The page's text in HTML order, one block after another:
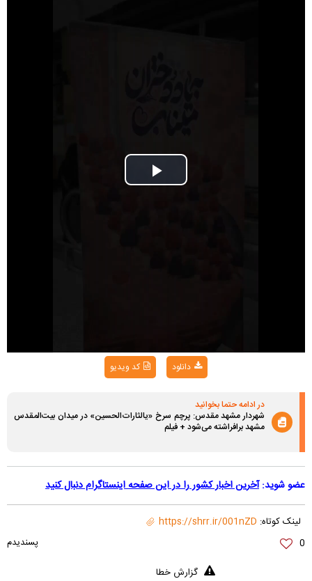
Play
کد ویدیو دانلود
در ادامه حتما بخوانید
شهردار مشهد مقدس: پرچم سرخ «یالثارات‌الحسین» در میدان بیت‌المقدس
مشهد برافراشته می‌شود + فیلم
عضو شوید: آخرین اخبار کشور را در این صفحه اینستاگرام دنبال کنید
لینک کوتاه: https://shrr.ir/001nZD
0
گزارش خطا